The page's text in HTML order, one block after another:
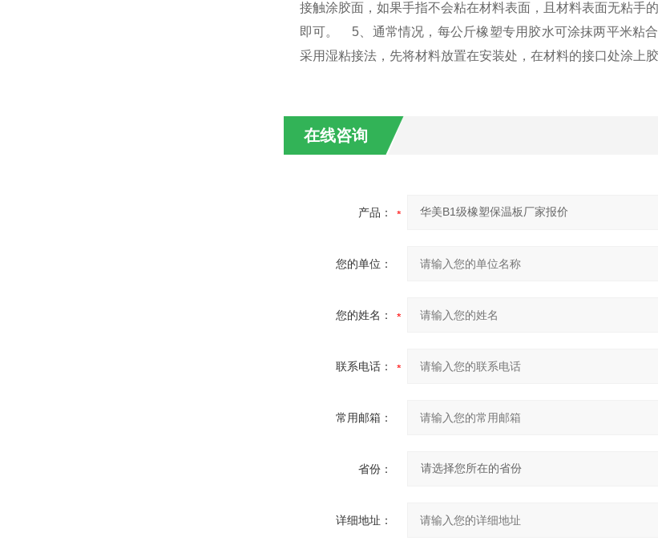
接触涂胶面，如果手指不会粘在材料表面，且材料表面无粘手
即可。 5、通常情况，每公斤橡塑专用胶水可涂抹两平米粘
采用湿粘接法，先将材料放置在安装处，在材料的接口处涂上
在线咨询
产品：
您的单位：
您的姓名：
联系电话：
常用邮箱：
省份：
详细地址：